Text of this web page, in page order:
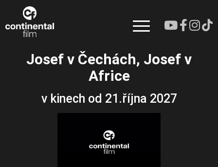
Josef v Čechách, Josef v
Africe
v kinech od 21.října 2027